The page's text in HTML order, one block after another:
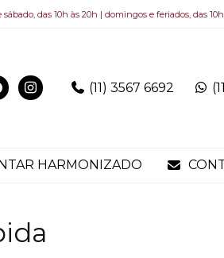
das 10h às 20h | domingos e feriados, das 10h
(11) 3567 6692
HARMONIZADO